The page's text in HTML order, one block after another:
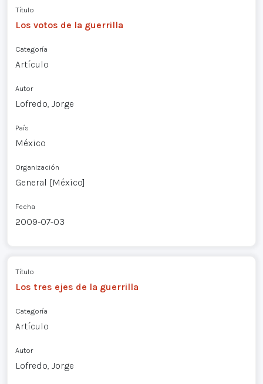
Título
Los votos de la guerrilla
Categoría
Artículo
Autor
Lofredo, Jorge
País
México
Organización
General [México]
Fecha
2009-07-03
Título
Los tres ejes de la guerrilla
Categoría
Artículo
Autor
Lofredo, Jorge